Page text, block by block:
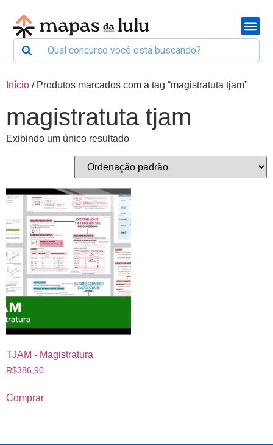
Início / Produtos marcados com a tag “magistratuta tjam”
magistratuta tjam
Exibindo um único resultado
TJAM - Magistratura
R$386,90
Comprar